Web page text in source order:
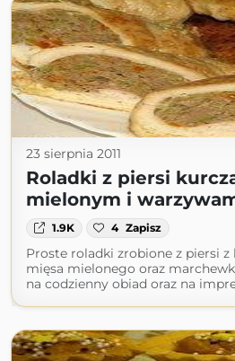
23 sierpnia 2011
Roladki z piersi
mielonym i
1.9K 4 Zapisz
Proste roladki zrobione z piersi z
mięsa mielonego oraz
na codzienny obiad oraz na